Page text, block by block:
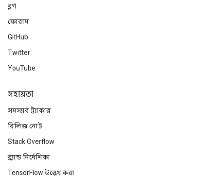
ব্লগ
ফোরাম
GitHub
Twitter
YouTube
সহায়তা
সমস্যার ট্র্যাকার
রিলিজ নোট
Stack Overflow
ব্র্যান্ড নির্দেশিকা
TensorFlow উল্লেখ করা